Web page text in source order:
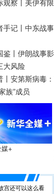
观察丨 美伊有
手记丨中东战
鉴丨伊朗战事
大风险
丨安第斯病毒
族”成员
媒+